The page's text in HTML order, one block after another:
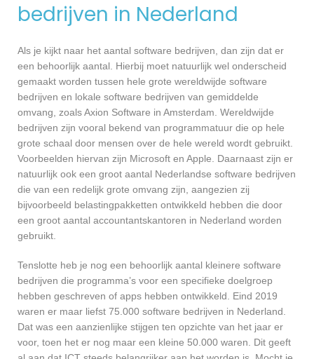
bedrijven in Nederland
Als je kijkt naar het aantal software bedrijven, dan zijn dat er
een behoorlijk aantal. Hierbij moet natuurlijk wel onderscheid
gemaakt worden tussen hele grote wereldwijde software
bedrijven en lokale software bedrijven van gemiddelde
omvang, zoals Axion Software in Amsterdam. Wereldwijde
bedrijven zijn vooral bekend van programmatuur die op hele
grote schaal door mensen over de hele wereld wordt gebruikt.
Voorbeelden hiervan zijn Microsoft en Apple. Daarnaast zijn er
natuurlijk ook een groot aantal Nederlandse software bedrijven
die van een redelijk grote omvang zijn, aangezien zij
bijvoorbeeld belastingpakketten ontwikkeld hebben die door
een groot aantal accountantskantoren in Nederland worden
gebruikt.
Tenslotte heb je nog een behoorlijk aantal kleinere software
bedrijven die programma’s voor een specifieke doelgroep
hebben geschreven of apps hebben ontwikkeld. Eind 2019
waren er maar liefst 75.000 software bedrijven in Nederland.
Dat was een aanzienlijke stijgen ten opzichte van het jaar er
voor, toen het er nog maar een kleine 50.000 waren. Dit geeft